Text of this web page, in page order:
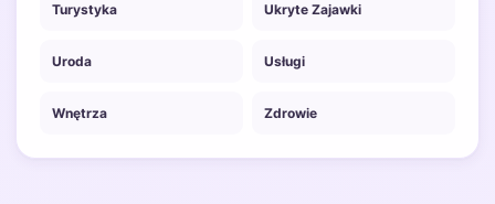
Turystyka Ukryte Zajawki
Uroda Usługi
Wnętrza Zdrowie